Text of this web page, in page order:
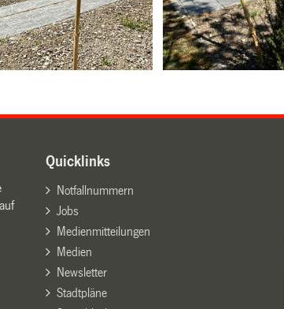
Quicklinks
Notfallnummern
Jobs
Medienmitteilungen
Medien
Newsletter
Stadtpläne